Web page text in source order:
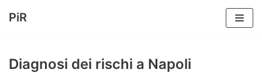
contenuto
PiR
Diagnosi dei rischi a Napoli